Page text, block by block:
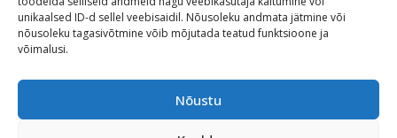
unikaalsed ID-d sellel veebisaidil. Nõusoleku andmata jätmine või
nõusoleku tagasivõtmine võib mõjutada teatud funktsioone ja
võimalusi.
Nõustu
Vaatamisväärsused
Visit Tallinn
Turismiprofessionaalile